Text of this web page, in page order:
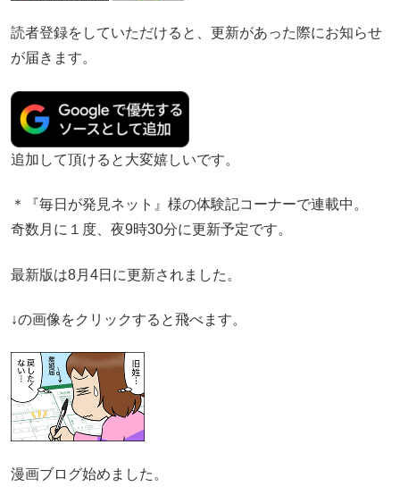
読者登録をしていただけると、更新があった際にお知らせ
が届きます。
追加して頂けると大変嬉しいです。
＊『毎日が発見ネット』様の体験記コーナーで連載中。
奇数月に１度、夜9時30分に更新予定です。
最新版は8月4日に更新されました。
↓の画像をクリックすると飛べます。
漫画ブログ始めました。